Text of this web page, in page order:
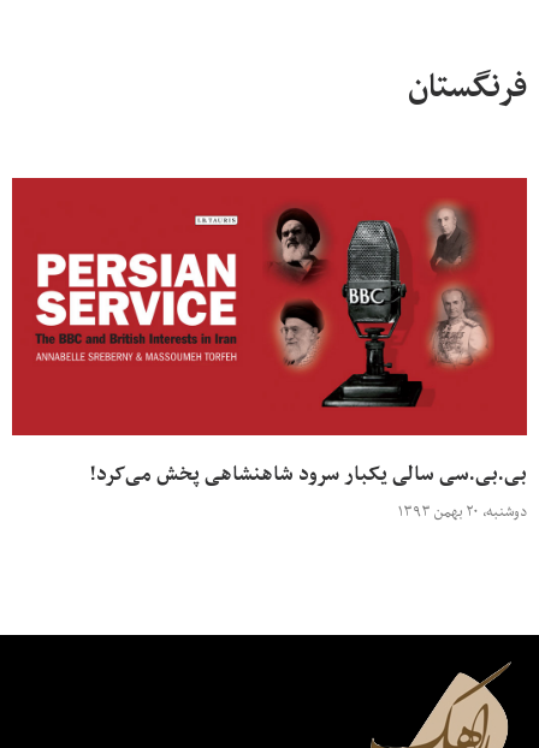
فرنگستان
بی.بی.سی سالی یکبار سرود شاهنشاهی پخش می‌کرد!
دوشنبه، ۲۰ بهمن ۱۳۹۳